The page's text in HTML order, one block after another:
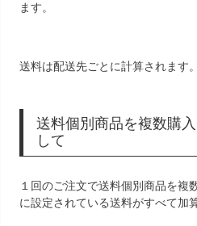
ます。
送料は配送先ごとに計算されます。
送料個別商品を複数購
して
１回のご注文で送料個別商品を複
に設定されている送料がすべて加